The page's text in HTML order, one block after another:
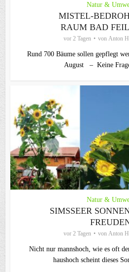
Natur &
MISTEL-
RAUM BAD
vor 2 Tagen von Anton
Rund 700 Bäume sollen gepflegt
August – Keine
Natur &
SIMSSEER
vor 2 Tagen von Anton
Nicht nur mannshoch, wie es oft
haushoch scheint dieses